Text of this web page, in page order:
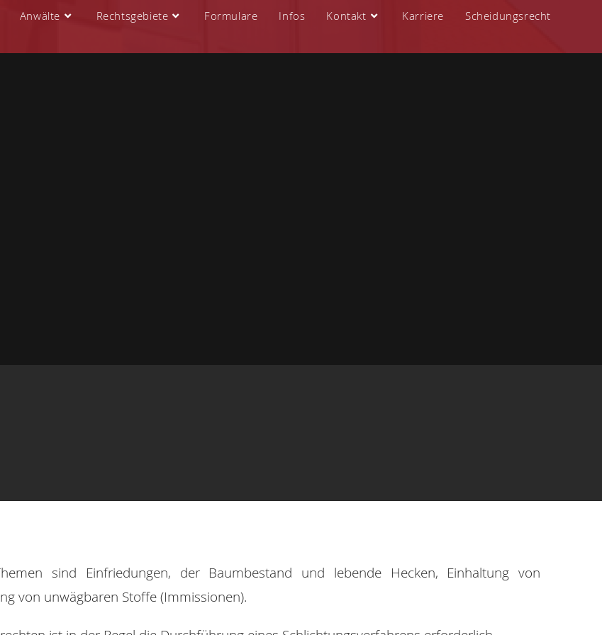
Anwälte Rechtsgebiete Formulare Infos Kontakt Karriere Scheidungsrecht
sind Einfriedungen, der Baumbestand und lebende Hecken, Einhaltung von
von unwägbaren Stoffe (Immissionen).